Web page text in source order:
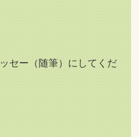
セー（随筆）にしてくだ